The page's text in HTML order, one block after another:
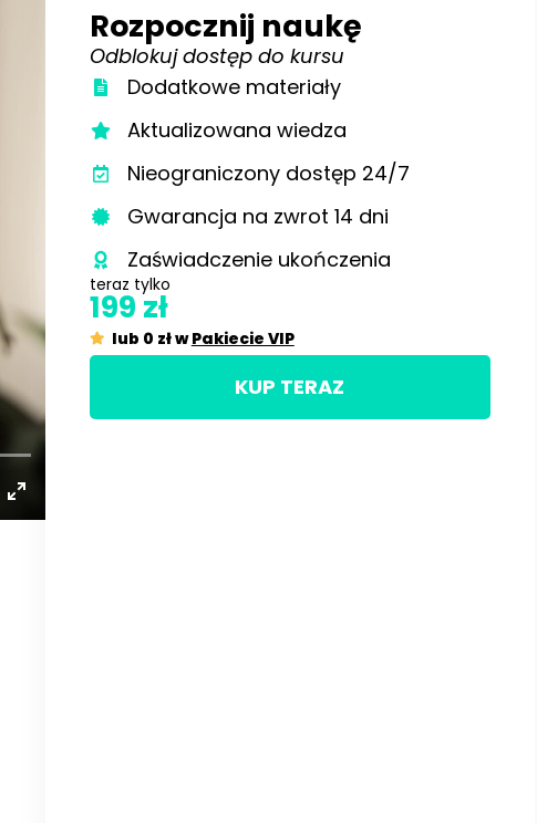
Rozpocznij naukę
Odblokuj dostęp do kursu
Dodatkowe materiały
Aktualizowana wiedza
Nieograniczony dostęp 24/7
Gwarancja na zwrot 14 dni
Zaświadczenie ukończenia
teraz tylko
199 zł
lub 0 zł wPakiecie VIP
KUP TERAZ